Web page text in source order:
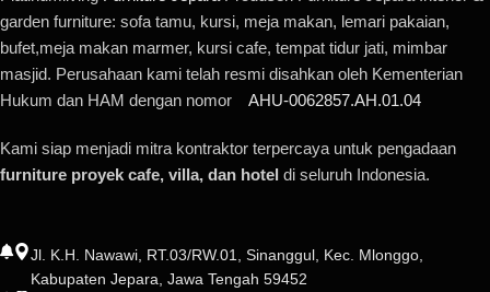
garden furniture: sofa tamu, kursi, meja makan, lemari pakaian,
bufet,meja makan marmer, kursi cafe, tempat tidur jati, mimbar
masjid. Perusahaan kami telah resmi disahkan oleh Kementerian
Hukum dan HAM dengan nomor AHU-0062857.AH.01.04
Kami siap menjadi mitra kontraktor terpercaya untuk pengadaan
furniture proyek cafe, villa, dan hotel di seluruh Indonesia.
Jl. K.H. Nawawi, RT.03/RW.01, Sinanggul, Kec. Mlonggo,
Kabupaten Jepara, Jawa Tengah 59452